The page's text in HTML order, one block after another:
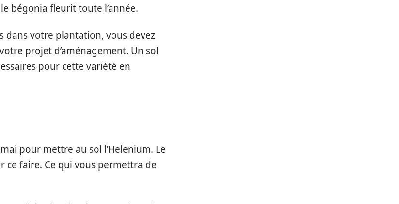
bégonia fleurit toute l’année.
dans votre plantation, vous devez
projet d’aménagement. Un sol
pour cette variété en
pour mettre au sol l’Helenium. Le
ce faire. Ce qui vous permettra de